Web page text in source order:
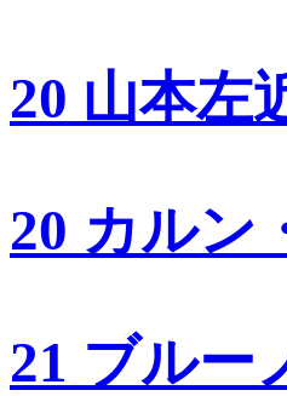
20 山本左
20 カルン
21 ブルー